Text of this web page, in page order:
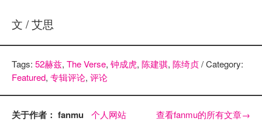
文 / 艾思
Tags: 52赫兹, The Verse, 钟成虎, 陈建骐, 陈绮贞/ Category:
Featured, 专辑评论, 评论
关于作者： fanmu 个人网站 查看fanmu的所有文章→